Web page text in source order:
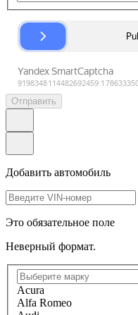
Отправить
Добавить автомобиль
Это обязательное поле
Неверный формат.
Acura
Alfa Romeo